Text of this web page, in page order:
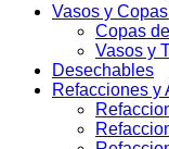
Vasos y
Copas
Vasos y
Desechables
Refacciones y